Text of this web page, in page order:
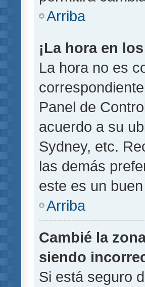
Arriba
¡La hora en
La hora no es
Panel de
acuerdo a su
Sydney, etc.
las demás
este es un
Arriba
Cambié la
siendo
Si está seguro